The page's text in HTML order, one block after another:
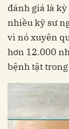
đánh giá là
nhiều kỹ sư
vì nó xuyên
hơn 12.000
bệnh tật